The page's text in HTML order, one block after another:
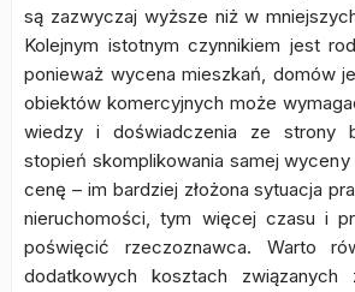
są zazwyczaj wyższe niż w
Kolejnym istotnym czynnikiem jest
ponieważ wycena mieszkań, domów
obiektów komercyjnych może
wiedzy i doświadczenia ze strony
stopień skomplikowania samej wyceny
cenę – im bardziej złożona sytuacja
nieruchomości, tym więcej czasu i
poświęcić rzeczoznawca. Warto
dodatkowych kosztach związanych